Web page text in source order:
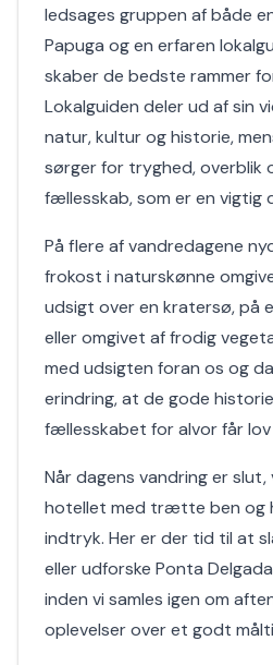
ledsages gruppen af både
Papuga og en erfaren
skaber de bedste rammer
Lokalguiden deler ud af sin
natur, kultur og historie,
sørger for tryghed, overblik
fællesskab, som er en vigtig
På flere af vandredagene
frokost i naturskønne
udsigt over en kratersø, på
eller omgivet af frodig
med udsigten foran os og
erindring, at de gode
fællesskabet for alvor får
Når dagens vandring er
hotellet med trætte ben og
indtryk. Her er der tid til at
eller udforske Ponta
inden vi samles igen om
oplevelser over et godt